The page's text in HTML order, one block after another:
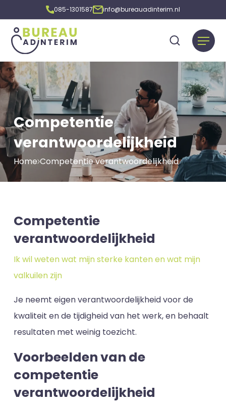
085-1301587 info@bureauadinterim.nl
Competentie
verantwoordelijkheid
Home Competentie verantwoordelijkheid
Competentie
verantwoordelijkheid
Ik wil weten wat mijn sterke kanten en wat mijn
valkuilen zijn
Je neemt eigen verantwoordelijkheid voor de
kwaliteit en de tijdigheid van het werk, en behaalt
resultaten met weinig toezicht.
Voorbeelden van de
competentie
verantwoordelijkheid